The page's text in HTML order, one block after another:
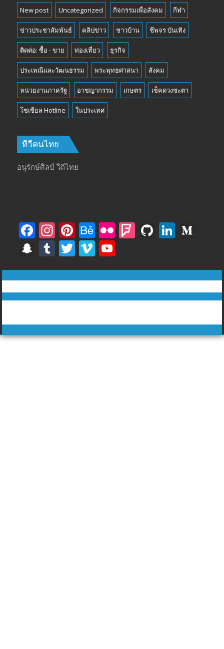
New post Uncategorized กิจกรรมเพื่อสังคม กีฬา
ข่าวประชาสัมพันธ์ คลิปข่าว ชาวบ้าน ชีพจร บันเทิง
ติดต่อ: ซื้อ - ขาย ท่องเที่ยว ธุรกิจ
ประเพณีและวัฒนธรรม พระพุทธศาสนา สังคม
หน่วยงานภาครัฐ อาชญากรรม เกษตร เช็คดวงชะตา
โซเซียล Hotline ในประเทศ
ทีวีคนไทย
อนุรักษ์ศิลป์ วิถีไทย
F
ac
e
b
o
k
In
st
a
gr
a
Pi
nt
er
e
st
B
e
h
a
n
e
Fli F
rs
q
ar
e
Gi
u
b
Li
e
dI
u
m
S
n
a
p
h
at
T
u
m
bl
T
w
itt
er
Vi
m
e
o
o
u
T
b
e